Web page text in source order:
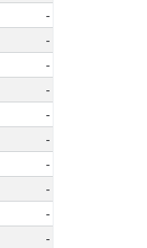
-
-
-
-
-
-
-
-
-
-